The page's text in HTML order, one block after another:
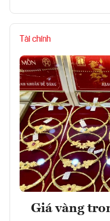
Tài chính
Giá vàng